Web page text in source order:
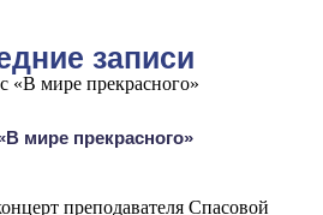
записи
мире прекрасного»